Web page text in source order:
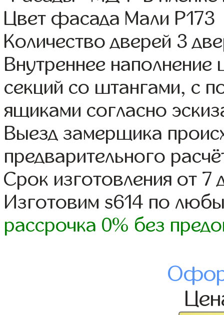
Цвет фасада Мали Р173
Количество дверей 3
Внутреннее
секций со штангами, с
ящиками согласно
Выезд замерщика
предварительного
Срок изготовления от 7
Изготовим s614 по
рассрочка 0% без